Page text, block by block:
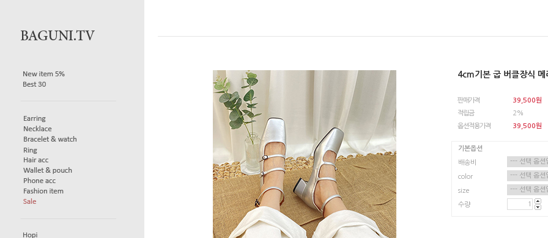
4cm기본 굽 버클장식 메
판매가격 39,500원
적립금
2%
옵션적용가격
39,500원
기본옵션
배송비
color
size
수량